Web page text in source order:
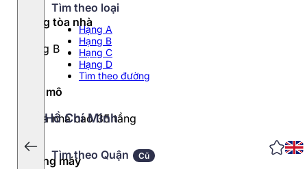
Tìm theo loại
Hạng A
Hạng B
Hạng C
Hạng D
Tìm theo đường
Hồ Chí Minh
Tìm theo Quận Cũ
Hạng tòa nhà
Hạng B
Quy mô
3 tòa nhà cao 35 tầng
Thang máy